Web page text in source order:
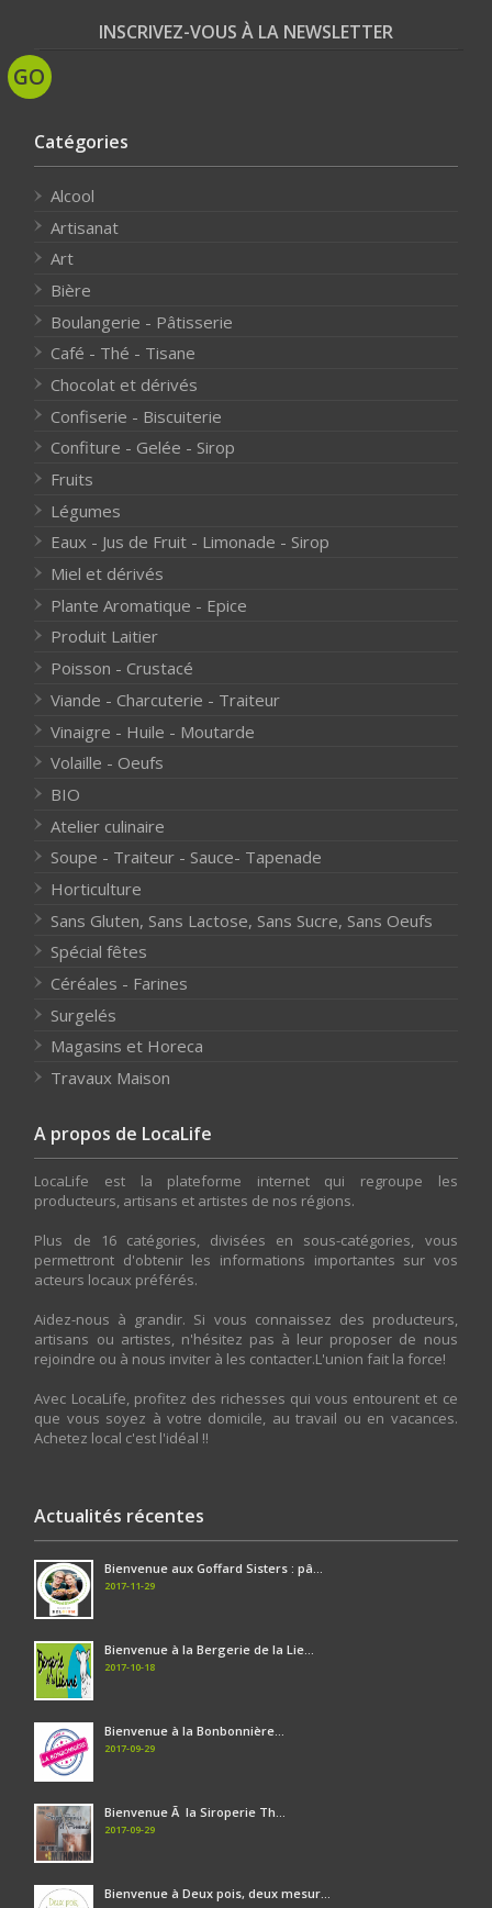
INSCRIVEZ-VOUS À LA NEWSLETTER
Catégories
Alcool
Artisanat
Art
Bière
Boulangerie - Pâtisserie
Café - Thé - Tisane
Chocolat et dérivés
Confiserie - Biscuiterie
Confiture - Gelée - Sirop
Fruits
Légumes
Eaux - Jus de Fruit - Limonade - Sirop
Miel et dérivés
Plante Aromatique - Epice
Produit Laitier
Poisson - Crustacé
Viande - Charcuterie - Traiteur
Vinaigre - Huile - Moutarde
Volaille - Oeufs
BIO
Atelier culinaire
Soupe - Traiteur - Sauce- Tapenade
Horticulture
Sans Gluten, Sans Lactose, Sans Sucre, Sans Oeufs
Spécial fêtes
Céréales - Farines
Surgelés
Magasins et Horeca
Travaux Maison
A propos de LocaLife
LocaLife est la plateforme internet qui regroupe les
producteurs, artisans et artistes de nos régions.
Plus de 16 catégories, divisées en sous-catégories, vous
permettront d'obtenir les informations importantes sur vos
acteurs locaux préférés.
Aidez-nous à grandir. Si vous connaissez des producteurs,
artisans ou artistes, n'hésitez pas à leur proposer de nous
rejoindre ou à nous inviter à les contacter.L'union fait la force!
Avec LocaLife, profitez des richesses qui vous entourent et ce
que vous soyez à votre domicile, au travail ou en vacances.
Achetez local c'est l'idéal !!
Actualités récentes
Bienvenue aux Goffard Sisters : pâ...
2017-11-29
Bienvenue à la Bergerie de la Lie...
2017-10-18
Bienvenue à la Bonbonnière...
2017-09-29
Bienvenue Ã la Siroperie Th...
2017-09-29
Bienvenue à Deux pois, deux mesur...